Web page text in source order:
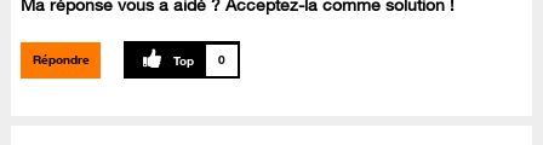
Ma réponse vous a aidé ? Acceptez-la comme solution !
Répondre 0